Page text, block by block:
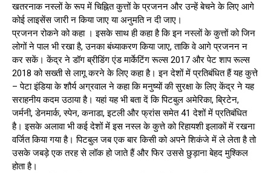
खतरनाक नस्लों के रूप में चिह्नित कुत्तों के प्रजनन और उन्हें बेचने के लिए आगे
कोई लाइसेंस जारी न किया जाए या अनुमति न दी जाए।
प्रजनन रोकने को कहा । इसके साथ ही कहा है कि इन नस्लों के कुत्तों को जिन
लोगों ने पाल भी रखा है, उनका बंध्याकरण किया जाए, ताकि वे आगे प्रजनन न
कर सकें। केंद्र ने डॉग ब्रीडिंग एंड मार्केटिंग रूल्स 2017 और पेट शाप रूल्स
2018 को सख्ती से लागू करने के लिए कहा है। इन देशों में प्रतिबंधित हैं यह कुत्ते
– पेटा इंडिया के शौर्य अग्रवाल ने कहा कि मनुष्यों की सुरक्षा के लिए केंद्र ने यह
सराहनीय कदम उठाया है। यहां यह भी बता दें कि पिटबुल अमेरिका, ब्रिटेन,
जर्मनी, डेनमार्क, स्पेन, कनाडा, इटली और फ्रांस समेत 41 देशों में प्रतिबंधित
है। इसके अलावा भी कई देशों में इस नस्ल के कुत्ते को रिहायशी इलाकों में रखना
वर्जित किया गया है। पिटबुल जब एक बार किसी को अपने शिकंजे में ले लेता है तो
उसके जबड़े एक तरह से लॉक हो जाते हैं और फिर उससे छुड़ाना बेहद मुश्किल
होता है।